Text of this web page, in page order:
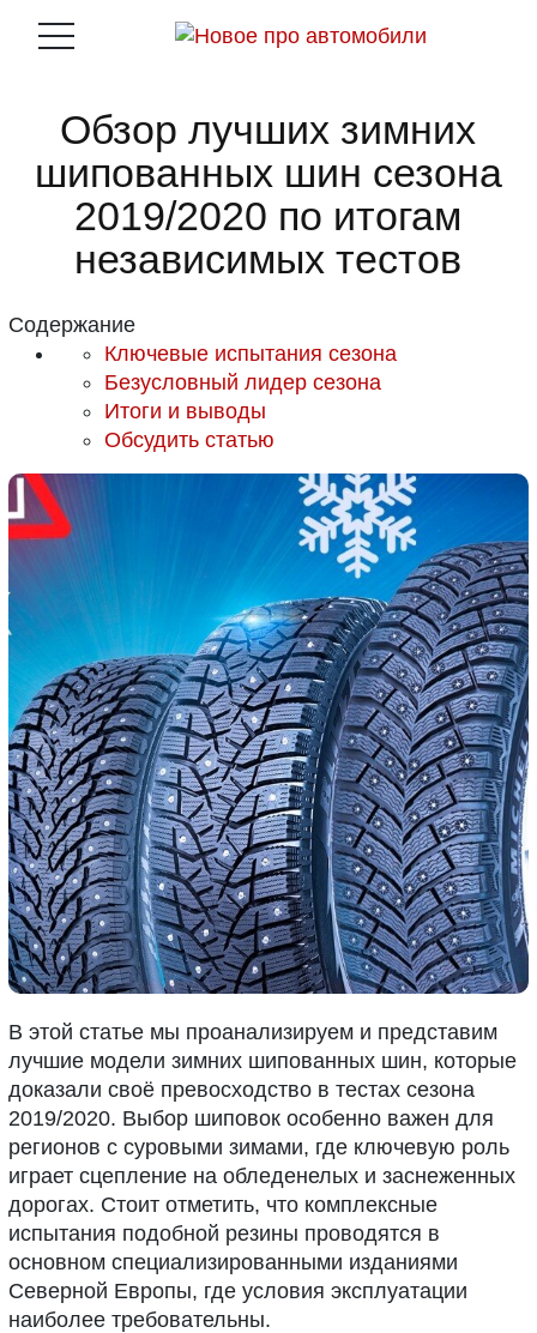
Обзор лучших зимних
шипованных шин сезона
2019/2020 по итогам
независимых тестов
Содержание
Ключевые испытания сезона
Безусловный лидер сезона
Итоги и выводы
Обсудить статью
В этой статье мы проанализируем и представим
лучшие модели зимних шипованных шин, которые
доказали своё превосходство в тестах сезона
2019/2020. Выбор шиповок особенно важен для
регионов с суровыми зимами, где ключевую роль
играет сцепление на обледенелых и заснеженных
дорогах. Стоит отметить, что комплексные
испытания подобной резины проводятся в
основном специализированными изданиями
Северной Европы, где условия эксплуатации
наиболее требовательны.